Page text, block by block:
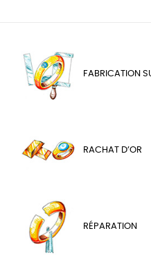
FABRICATION
RACHAT D’OR
RÉPARATION